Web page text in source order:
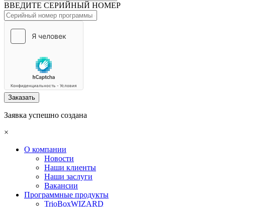
ВВЕДИТЕ СЕРИЙНЫЙ НОМЕР
Заказать
Заявка успешно создана
×
О компании
Новости
Наши клиенты
Наши заслуги
Вакансии
Программные продукты
TrioBoxWIZARD